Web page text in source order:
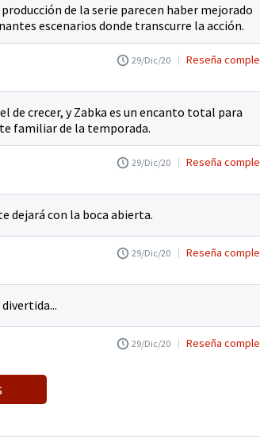
de la serie parecen haber mejorado
escenarios donde transcurre la acción.
29/Dic/20 Reseña
de crecer, y Zabka es un encanto total para
familiar de la temporada.
29/Dic/20 Reseña
dejará con la boca abierta.
29/Dic/20 Reseña
29/Dic/20 Reseña